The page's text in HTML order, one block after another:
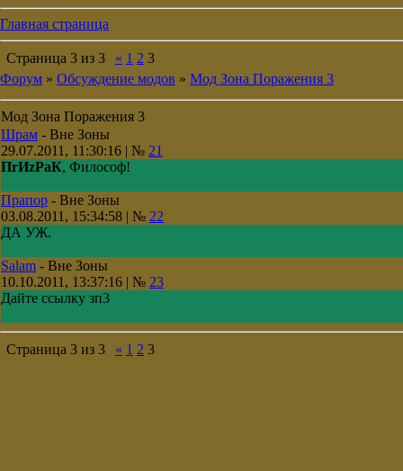
Главная страница
Страница 3 из 3 « 1 2 3
Форум » Обсуждение модов » Мод Зона Поражения 3
Мод Зона Поражения 3
Шрам - Вне Зоны
29.07.2011, 11:30:16 | № 21
ПrИzРaК, Философ!
Прапор - Вне Зоны
03.08.2011, 15:34:58 | № 22
ДА УЖ.
Salam - Вне Зоны
10.10.2011, 13:37:16 | № 23
Дайте ссылку зп3
Страница 3 из 3 « 1 2 3